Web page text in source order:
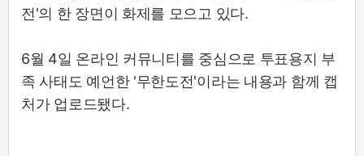
전'의 한 장면이 화제를 모으고 있다.
6월 4일 온라인 커뮤니티를 중심으로 투표용지 부
족 사태도 예언한 '무한도전'이라는 내용과 함께 캡
처가 업로드됐다.